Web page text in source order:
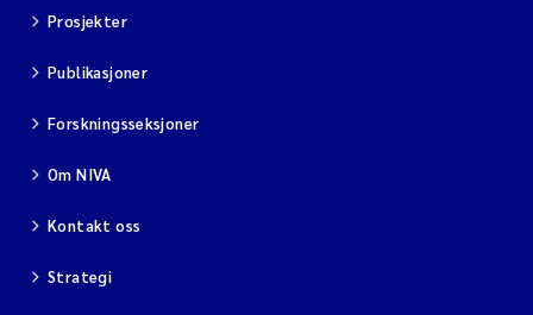
Prosjekter
Publikasjoner
Forskningsseksjoner
Om NIVA
Kontakt oss
Strategi